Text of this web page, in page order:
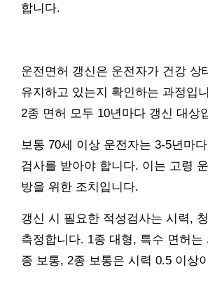
합니다.
운전면허 갱신은 운전자가 건강 상
유지하고 있는지 확인하는 과정입
2종 면허 모두 10년마다 갱신 대상
보통 70세 이상 운전자는 3-5년마
검사를 받아야 합니다. 이는 고령
방을 위한 조치입니다.
갱신 시 필요한 적성검사는 시력,
측정합니다. 1종 대형, 특수 면허는
종 보통, 2종 보통은 시력 0.5 이상